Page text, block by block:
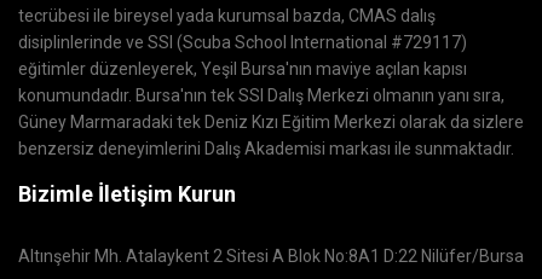
tecrübesi ile bireysel yada kurumsal bazda, CMAS dalış
disiplinlerinde ve SSI (Scuba School International #729117)
eğitimler düzenleyerek, Yeşil Bursa'nın maviye açılan kapısı
konumundadır. Bursa'nın tek SSI Dalış Merkezi olmanın yanı sıra,
Güney Marmaradaki tek Deniz Kızı Eğitim Merkezi olarak da sizlere
benzersiz deneyimlerini Dalış Akademisi markası ile sunmaktadır.
Bizimle İletişim Kurun
Altınşehir Mh. Atalaykent 2 Sitesi A Blok No:8A1 D:22 Nilüfer/Bursa